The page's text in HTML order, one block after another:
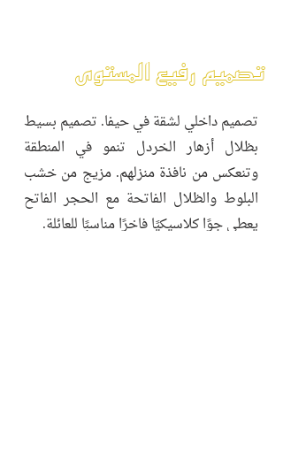
تصميم داخلي لشقة في حيفا. تصميم بسيط
بظلال أزهار الخردل تنمو في المنطقة
وتنعكس من نافذة منزلهم. مزيج من خشب
البلوط والظلال الفاتحة مع الحجر الفاتح
يعطي جوًا كلاسيكيًا فاخرًا مناسبًا للعائلة.
تصميم رفيع المستوى